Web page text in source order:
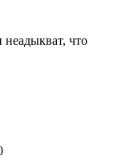
неадыкват, что